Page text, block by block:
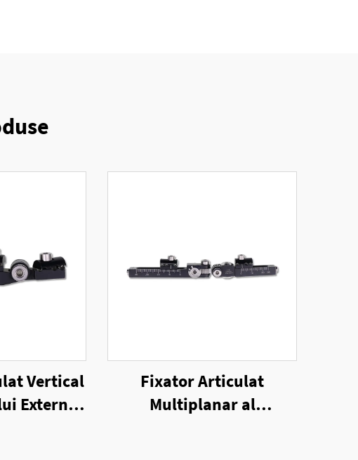
Vertical
Extern
Fixator Articulat
Multiplanar al